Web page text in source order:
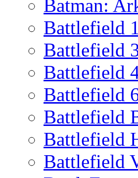
Batman:
Battlefield 1
Battlefield
Battlefield
Battlefield
Battlefield
Battlefield
Battlefield